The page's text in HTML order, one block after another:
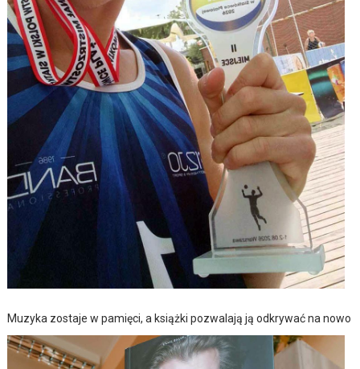
Muzyka zostaje w pamięci, a książki pozwalają ją odkrywać na nowo